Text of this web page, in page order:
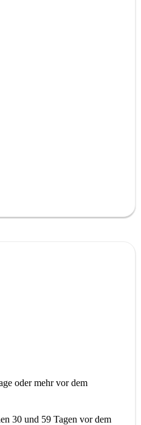
oder mehr vor dem
30 und 59 Tagen vor dem